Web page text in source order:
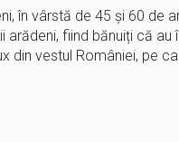
în vârstă de 45 și 60 de
arădeni, fiind bănuiți că au
din vestul României, pe